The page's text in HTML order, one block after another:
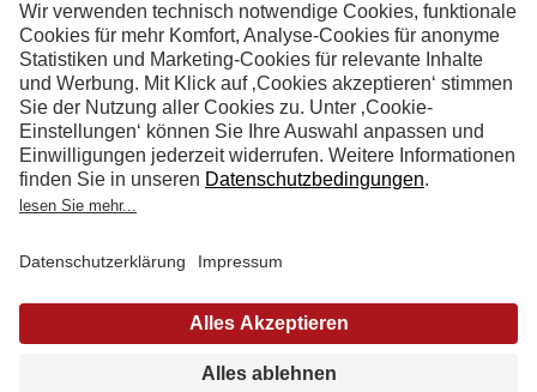
4.9Sterne aus4153Bewertungen